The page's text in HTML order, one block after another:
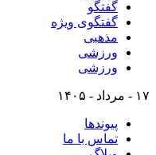
گفتگو
گفتگوی ویژه
مذهبی
ورزشی
ورزشی
۱۷ - مرداد - ۱۴۰۵
پیوندها
تماس با ما